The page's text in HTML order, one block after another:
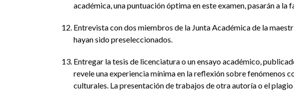
académica, una puntuación óptima en este examen, pasarán a la
Entrevista con dos miembros de la Junta Académica de la
hayan sido preseleccionados.
Entregar la tesis de licenciatura o un ensayo académico,
revele una experiencia mínima en la reflexión sobre fenómenos
culturales. La presentación de trabajos de otra autoría o el plagio